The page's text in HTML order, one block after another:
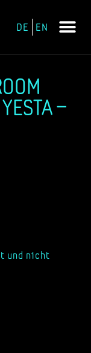
DE EN
–
und nicht